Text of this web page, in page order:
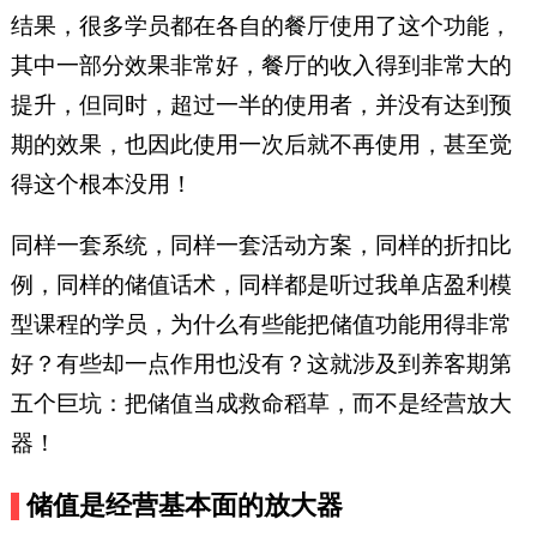
结果，很多学员都在各自的餐厅使用了这个功能，
其中一部分效果非常好，餐厅的收入得到非常大的
提升，但同时，超过一半的使用者，并没有达到预
期的效果，也因此使用一次后就不再使用，甚至觉
得这个根本没用！
同样一套系统，同样一套活动方案，同样的折扣比
例，同样的储值话术，同样都是听过我单店盈利模
型课程的学员，为什么有些能把储值功能用得非常
好？有些却一点作用也没有？这就涉及到养客期第
五个巨坑：把储值当成救命稻草，而不是经营放大
器！
储值是经营基本面的放大器